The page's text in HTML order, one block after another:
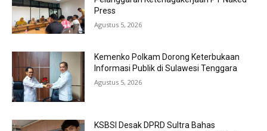
Press
Agustus 5, 2026
Kemenko Polkam Dorong Keterbukaan
Informasi Publik di Sulawesi Tenggara
Agustus 5, 2026
KSBSI Desak DPRD Sultra Bahas